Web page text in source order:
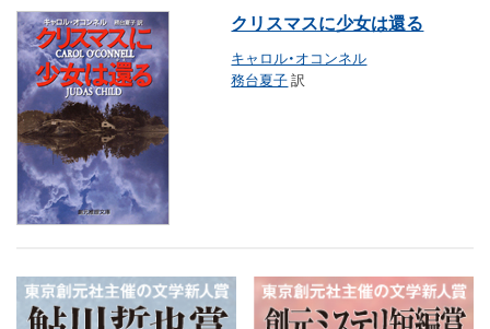
クリスマスに少女は還る
キャロル・オコンネル
務台夏子訳